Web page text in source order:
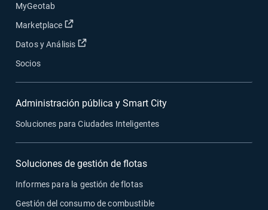
MyGeotab
Marketplace
Abrir en una nueva ventana
Datos y Análisis Abrir en una nueva ventana
Socios
Administración pública y Smart City
Soluciones para Ciudades Inteligentes
Soluciones de gestión de flotas
Informes para la gestión de flotas
Gestión del consumo de combustible